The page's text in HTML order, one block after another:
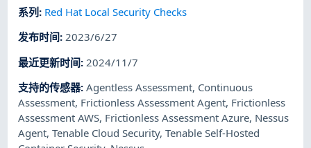
系列 : Red Hat Local Security Checks
发布时间:2023/6/27
最近更新时间: 2024/11/7
支持的传感器:Agentless Assessment, Continuous
Assessment, Frictionless Assessment Agent, Frictionless
Assessment AWS, Frictionless Assessment Azure, Nessus
Agent,Tenable Cloud Security,Tenable Self-Hosted